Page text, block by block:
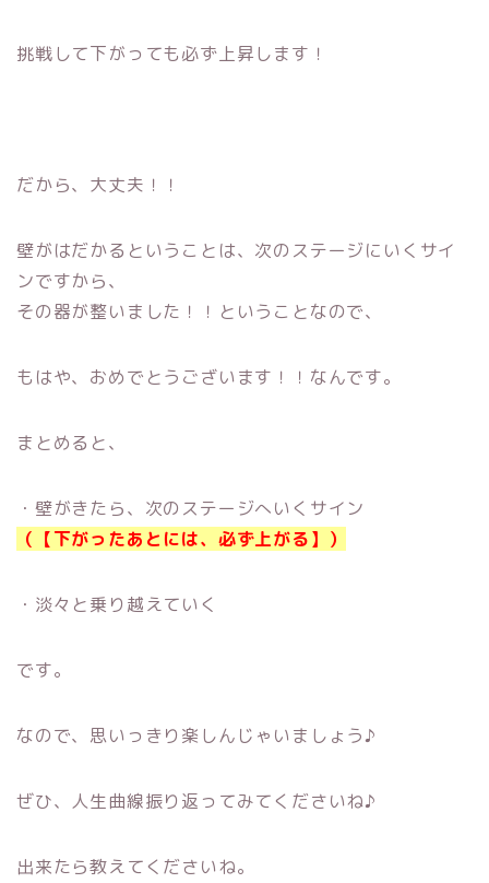
挑戦して下がっても必ず上昇します！
だから、大丈夫！！
壁がはだかるということは、次のステージにいくサイ
ンですから、
その器が整いました！！ということなので、
もはや、おめでとうございます！！なんです。
まとめると、
・壁がきたら、次のステージへいくサイン
（ 【下がったあとには、必ず上がる】）
・淡々と乗り越えていく
です。
なので、思いっきり楽しんじゃいましょう♪
ぜひ、人生曲線振り返ってみてくださいね♪
出来たら教えてくださいね。